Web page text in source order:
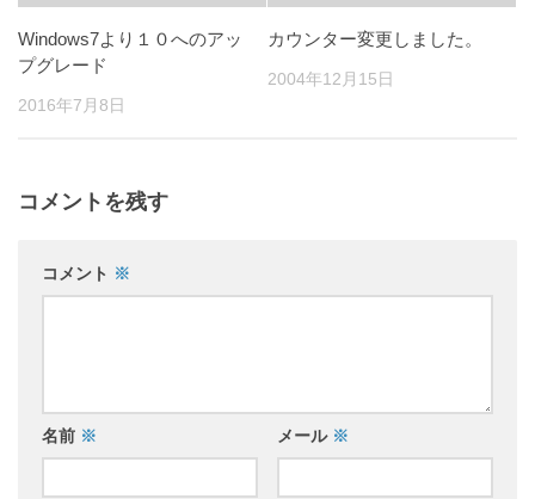
Windows7より１０へのアッ
プグレード
2016年7月8日
カウンター変更しました。
2004年12月15日
コメントを残す
コメント ※
名前 ※ メール ※